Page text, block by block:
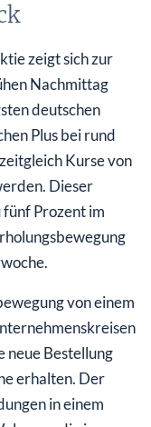
zeigt sich zur
Nachmittag
deutschen
Plus bei rund
Kurse von
Dieser
fünf Prozent im
von einem
neue Bestellung
erhalten. Der
in einem